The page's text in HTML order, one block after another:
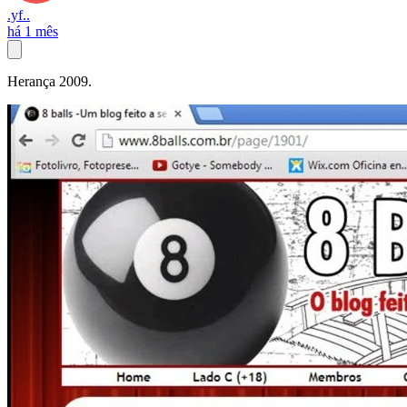
.yf..
há 1 mês
Herança 2009.